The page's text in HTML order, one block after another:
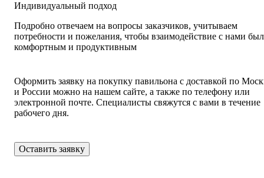
Индивидуальный подход
Подробно отвечаем на вопросы заказчиков, учитываем
потребности и пожелания, чтобы взаимодействие с нами
комфортным и продуктивным
Оформить заявку на покупку павильона с доставкой по
и России можно на нашем сайте, а также по телефону или
электронной почте. Специалисты свяжутся с вами в течение
рабочего дня.
Оставить заявку